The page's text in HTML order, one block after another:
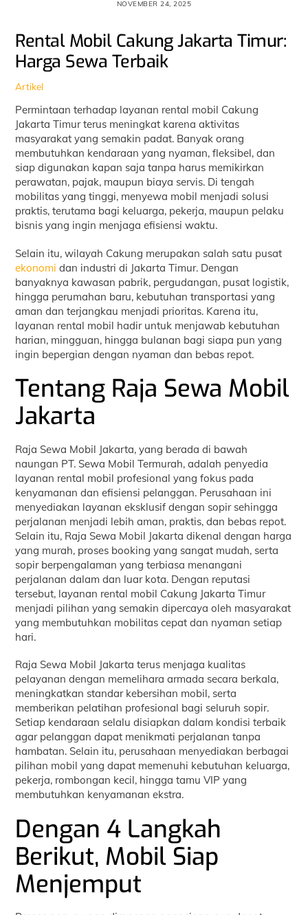
NOVEMBER 24, 2025
Rental Mobil Cakung Jakarta Timur:
Harga Sewa Terbaik
Artikel
Permintaan terhadap layanan rental mobil Cakung
Jakarta Timur terus meningkat karena aktivitas
masyarakat yang semakin padat. Banyak orang
membutuhkan kendaraan yang nyaman, fleksibel, dan
siap digunakan kapan saja tanpa harus memikirkan
perawatan, pajak, maupun biaya servis. Di tengah
mobilitas yang tinggi, menyewa mobil menjadi solusi
praktis, terutama bagi keluarga, pekerja, maupun pelaku
bisnis yang ingin menjaga efisiensi waktu.
Selain itu, wilayah Cakung merupakan salah satu pusat
ekonomi dan industri di Jakarta Timur. Dengan
banyaknya kawasan pabrik, pergudangan, pusat logistik,
hingga perumahan baru, kebutuhan transportasi yang
aman dan terjangkau menjadi prioritas. Karena itu,
layanan rental mobil hadir untuk menjawab kebutuhan
harian, mingguan, hingga bulanan bagi siapa pun yang
ingin bepergian dengan nyaman dan bebas repot.
Tentang Raja Sewa Mobil
Jakarta
Raja Sewa Mobil Jakarta, yang berada di bawah
naungan PT. Sewa Mobil Termurah, adalah penyedia
layanan rental mobil profesional yang fokus pada
kenyamanan dan efisiensi pelanggan. Perusahaan ini
menyediakan layanan eksklusif dengan sopir sehingga
perjalanan menjadi lebih aman, praktis, dan bebas repot.
Selain itu, Raja Sewa Mobil Jakarta dikenal dengan harga
yang murah, proses booking yang sangat mudah, serta
sopir berpengalaman yang terbiasa menangani
perjalanan dalam dan luar kota. Dengan reputasi
tersebut, layanan rental mobil Cakung Jakarta Timur
menjadi pilihan yang semakin dipercaya oleh masyarakat
yang membutuhkan mobilitas cepat dan nyaman setiap
hari.
Raja Sewa Mobil Jakarta terus menjaga kualitas
pelayanan dengan memelihara armada secara berkala,
meningkatkan standar kebersihan mobil, serta
memberikan pelatihan profesional bagi seluruh sopir.
Setiap kendaraan selalu disiapkan dalam kondisi terbaik
agar pelanggan dapat menikmati perjalanan tanpa
hambatan. Selain itu, perusahaan menyediakan berbagai
pilihan mobil yang dapat memenuhi kebutuhan keluarga,
pekerja, rombongan kecil, hingga tamu VIP yang
membutuhkan kenyamanan ekstra.
Dengan 4 Langkah
Berikut, Mobil Siap
Menjemput